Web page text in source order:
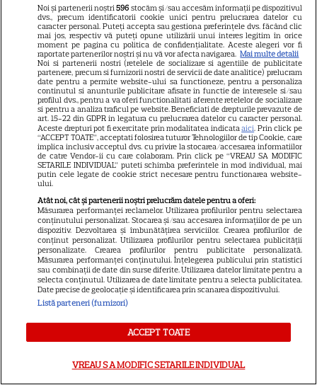
și noul serial Dan Brown
3
DISNEY PLUS
Care-i buna și care-i reaua?
Emmy Rossum revine
spectaculos pe Disney+ în
thrillerul psihologic „Furie și
seducție”
ŞTIRI
TELEVIZIUNE
Cheloo, declarație neașteptată
că e singura chestie la care m-
Noi și partenerii noștri596 stocăm și/sau accesăm informații pe dispozitivul
dvs., precum identificatorii cookie unici pentru prelucrarea datelor cu
caracter personal. Puteți accepta sau gestiona preferințele dvs. făcând clic
mai jos, respectiv vă puteți opune utilizării unui interes legitim în orice
moment pe pagina cu politica de confidențialitate. Aceste alegeri vor fi
raportate partenerilor noștri și nu vă vor afecta navigarea. Mai multe detalii
Noi si partenerii nostri (retelele de socializare si agentiile de publicitate
partenere, precum si furnizorii nostri de servicii de date analitice) prelucram
date pentru a permite website-ului sa functioneze, pentru a personaliza
continutul si anunturile publicitare afisate in functie de interesele si/sau
profilul dvs., pentru a va oferi functionalitati aferente retelelor de socializare
si pentru a analiza traficul pe website. Beneficiati de drepturile prevazute de
art. 15-22 din GDPR in legatura cu prelucrarea datelor cu caracter personal.
Aceste drepturi pot fi exercitate prin modalitatea indicataaici. Prin click pe
“ACCEPT TOATE”, acceptati folosirea tuturor Tehnologiilor de tip Cookie, care
implica inclusiv acceptul dvs. cu privire la stocarea/accesarea informatiilor
de catre Vendor-ii cu care colaboram. Prin click pe “VREAU SA MODIFIC
SETARILE INDIVIDUAL” puteti schimba preferintele in mod individual, mai
putin cele legate de cookie strict necesare pentru functionarea website-
ului.
Atât noi, cât și partenerii noștri prelucrăm datele pentru a oferi:
Măsurarea performanței reclamelor. Utilizarea profilurilor pentru selectarea
conținutului personalizat. Stocarea și/sau accesarea informațiilor de pe un
dispozitiv. Dezvoltarea și îmbunătățirea serviciilor. Crearea profilurilor de
conținut personalizat. Utilizarea profilurilor pentru selectarea publicității
personalizate. Crearea profilurilor pentru publicitate personalizată.
Măsurarea performanței conținutului. Înțelegerea publicului prin statistici
sau combinații de date din surse diferite. Utilizarea datelor limitate pentru a
selecta conținutul. Utilizarea de date limitate pentru a selecta publicitatea.
Date precise de geolocație și identificarea prin scanarea dispozitivului.
Listă parteneri (furnizori)
ACCEPT TOATE
VREAU SA MODIFIC SETARILE INDIVIDUAL